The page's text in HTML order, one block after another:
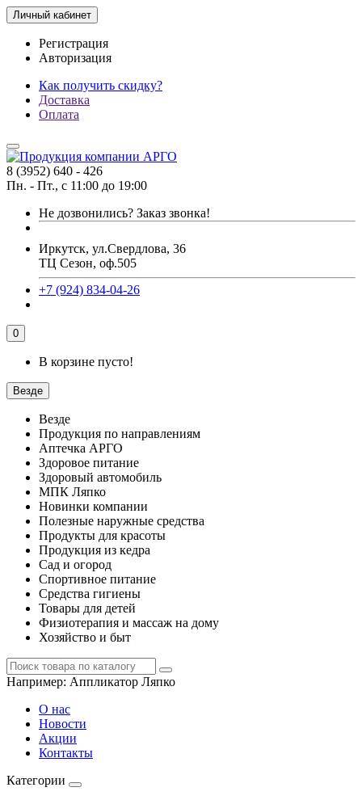
Личный кабинет
Регистрация
Авторизация
Как получить скидку?
Доставка
Оплата
8 (3952) 640 - 426
Пн. - Пт., с 11:00 до 19:00
Не дозвонились? Заказ звонка!
Иркутск, ул.Свердлова, 36
ТЦ Сезон, оф.505
+7 (924) 834-04-26
0
В корзине пусто!
Везде
Везде
Продукция по направлениям
Аптечка АРГО
Здоровое питание
Здоровый автомобиль
МПК Ляпко
Новинки компании
Полезные наружные средства
Продукты для красоты
Продукция из кедра
Сад и огород
Спортивное питание
Средства гигиены
Товары для детей
Физиотерапия и массаж на дому
Хозяйство и быт
Например: Аппликатор Ляпко
О нас
Новости
Акции
Контакты
Категории